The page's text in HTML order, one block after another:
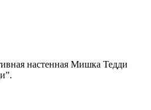
настенная Мишка Тедди